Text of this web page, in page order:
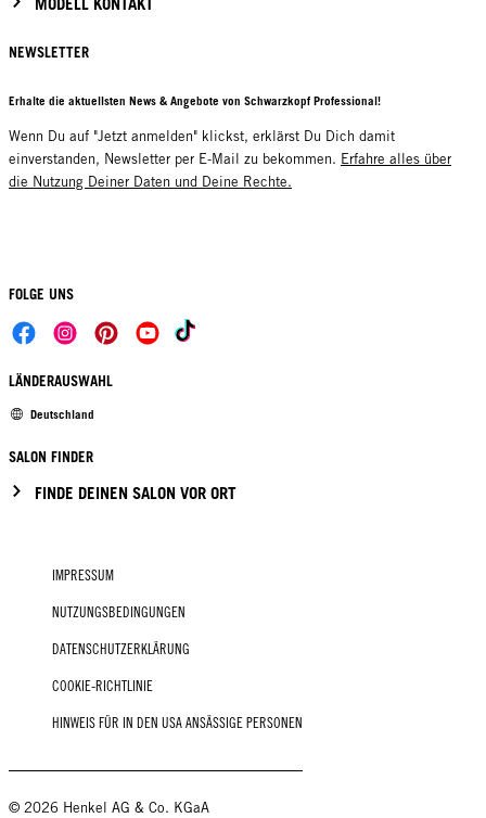
NEWSLETTER
Erhalte die aktuellsten News & Angebote von Schwarzkopf Professional!
Wenn Du auf "Jetzt anmelden" klickst, erklärst Du Dich damit
einverstanden, Newsletter per E-Mail zu bekommen. Erfahre alles über
die Nutzung Deiner Daten und Deine Rechte.
FOLGE UNS
LÄNDERAUSWAHL
Deutschland
SALON FINDER
FINDE DEINEN SALON VOR ORT
IMPRESSUM
NUTZUNGSBEDINGUNGEN
DATENSCHUTZERKLÄRUNG
COOKIE-RICHTLINIE
HINWEIS FÜR IN DEN USA ANSÄSSIGE PERSONEN
© 2026 Henkel AG & Co. KGaA